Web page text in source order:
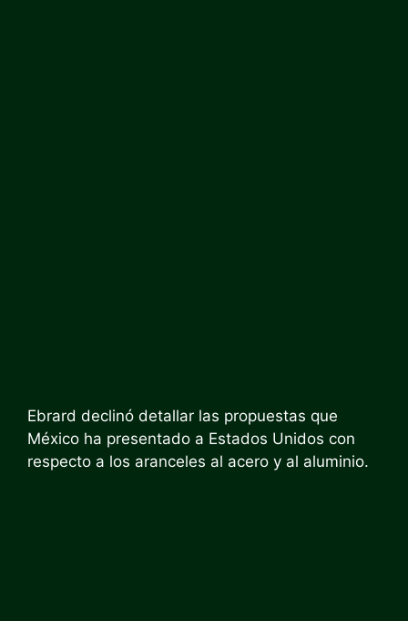
Ebrard declinó detallar las propuestas que
México ha presentado a Estados Unidos con
respecto a los aranceles al acero y al aluminio.